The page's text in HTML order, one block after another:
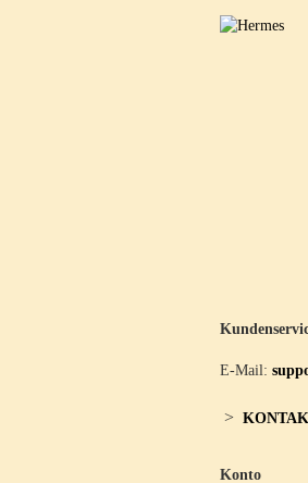
E-Mail:
>
Konto